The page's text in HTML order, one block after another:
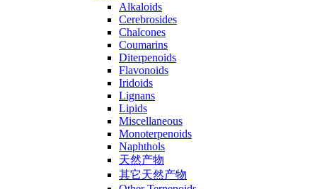
Alkaloids
Cerebrosides
Chalcones
Coumarins
Diterpenoids
Flavonoids
Iridoids
Lignans
Lipids
Miscellaneous
Monoterpenoids
Naphthols
天然产物
其它天然产物